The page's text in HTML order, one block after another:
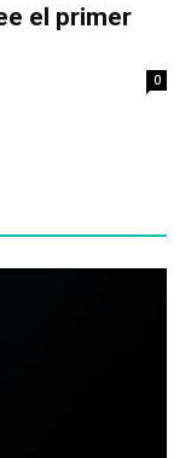
el primer
0